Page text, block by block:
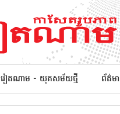
វៀតណាម - យុគសម័យថ្មី ព័ត៌ម